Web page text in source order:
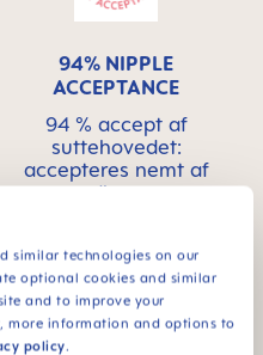
similar technologies on our
optional cookies and similar
and to improve your
more information and options to
policy.
94% NIPPLE
ACCEPTANCE
94 % accept af
suttehovedet:
accepteres nemt af
spædbørn, en